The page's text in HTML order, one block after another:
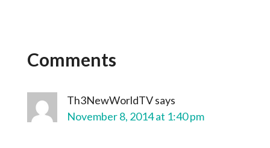
Comments
Th3NewWorldTVsays
November 8, 2014 at 1:40 pm